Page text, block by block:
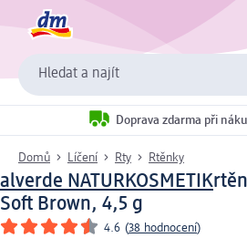
Hledat a najít
Doprava zdarma při
Domů Líčení Rty Rtěnky
alverde NATURKOSMETIK
Soft Brown, 4,5 g
4.6 (38 hodnocení)